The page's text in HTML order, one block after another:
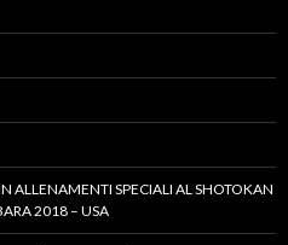
ALLENAMENTI SPECIALI AL SHOTOKAN
2018 – USA